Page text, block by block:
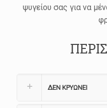
ψυγείου σας για να
ΔΕΝ ΚΡΥΩΝΕΙ